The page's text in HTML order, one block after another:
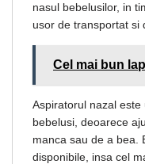
nasul bebelusilor, in
usor de transportat si
Cel mai bun
Aspiratorul nazal
bebelusi, deoarece
manca sau de a bea.
disponibile, insa cel